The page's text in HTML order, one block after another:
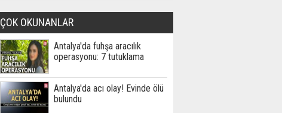
ÇOK OKUNANLAR
Antalya'da fuhşa aracılık
operasyonu: 7 tutuklama
Antalya'da acı olay! Evinde ölü
bulundu